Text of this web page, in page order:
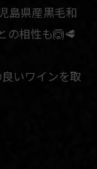
島県産黒毛和
の相性も🙆🥩
いワインを取